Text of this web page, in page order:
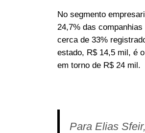
No segmento
24,7% das
cerca de 33%
estado, R$ 14,5 mil, é
em torno de R$ 24 mil.
Para Elias